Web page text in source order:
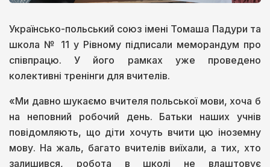
Українсько-польський союз імені Томаша Падури та
школа № 11 у Рівному підписали меморандум про
співпрацю. У його рамках уже проведено
колективні тренінги для вчителів.
«Ми давно шукаємо вчителя польської мови, хоча б
на неповний робочий день. Батьки наших учнів
повідомляють, що діти хочуть вчити цю іноземну
мову. На жаль, багато вчителів виїхали, а тих, хто
залишився, робота в школі не влаштовує